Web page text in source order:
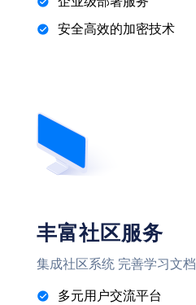
安全高效的加密技术
丰富社区服务
集成社区系统 完善学习文档
多元用户交流平台